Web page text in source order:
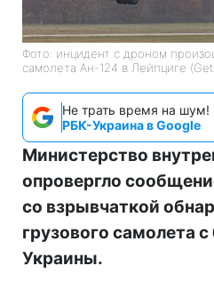
Фото: инцидент с дроном
самолета Ан-124 в Лейпциге
Не трать время на шум!
РБК-Украина в Google
Министерство
опровергло
со взрывчаткой
грузового самолета
Украины.